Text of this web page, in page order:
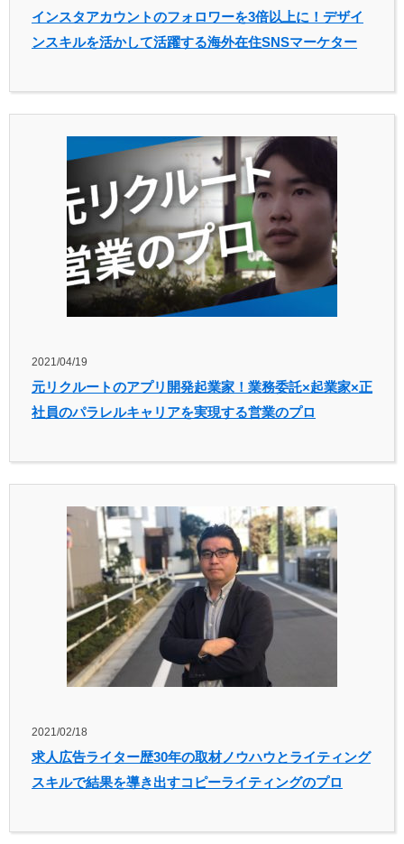
インスタアカウントのフォロワーを3倍以上に！デザイ
ンスキルを活かして活躍する海外在住SNSマーケター
2021/04/19
元リクルートのアプリ開発起業家！業務委託×起業家×正
社員のパラレルキャリアを実現する営業のプロ
2021/02/18
求人広告ライター歴30年の取材ノウハウとライティング
スキルで結果を導き出すコピーライティングのプロ